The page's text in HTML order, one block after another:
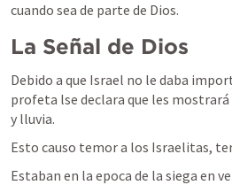
cuando sea de parte de Dios.
La Señal de Dios
Debido a que Israel no le daba
profeta lse declara que les
y lluvia.
Esto causo temor a los Israelitas,
Estaban en la epoca de la siega en